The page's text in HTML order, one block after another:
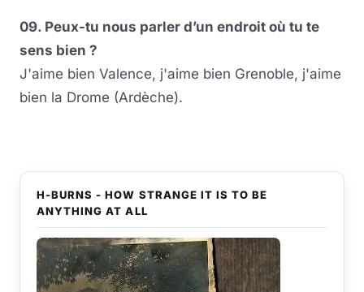
09. Peux-tu nous parler d’un endroit où tu te
sens bien ?
J'aime bien Valence, j'aime bien Grenoble, j'aime
bien la Drome (Ardèche).
H-BURNS - HOW STRANGE IT IS TO BE
ANYTHING AT ALL